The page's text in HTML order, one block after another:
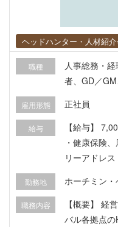
ヘッドハンター・人材紹
職種
人事総務・
者、GD／
雇用形態 正社員
給与
【給与】 7,000
・健康保険
リーアドレ
曜日） ・祝
(勤務国毎)
暇（産前産
勤務地 ホーチミン
職務内容
【概要】 経
バル各拠点